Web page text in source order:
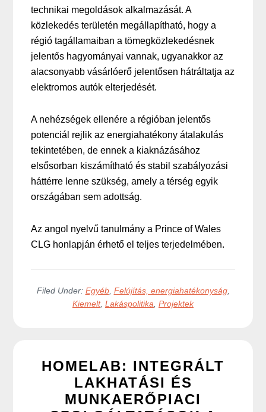
technikai megoldások alkalmazását. A
közlekedés területén megállapítható, hogy a
régió tagállamaiban a tömegközlekedésnek
jelentős hagyományai vannak, ugyanakkor az
alacsonyabb vásárlóerő jelentősen hátráltatja az
elektromos autók elterjedését.
A nehézségek ellenére a régióban jelentős
potenciál rejlik az energiahatékony átalakulás
tekintetében, de ennek a kiaknázásához
elsősorban kiszámítható és stabil szabályozási
háttérre lenne szükség, amely a térség egyik
országában sem adottság.
Az angol nyelvű tanulmány a Prince of Wales
CLG honlapján érhető el teljes terjedelmében.
Filed Under: Egyéb, Felújítás, energiahatékonyság,
Kiemelt, Lakáspolitika Projektek
HOMELAB: INTEGRÁLT
LAKHATÁSI ÉS
MUNKAERŐPIACI